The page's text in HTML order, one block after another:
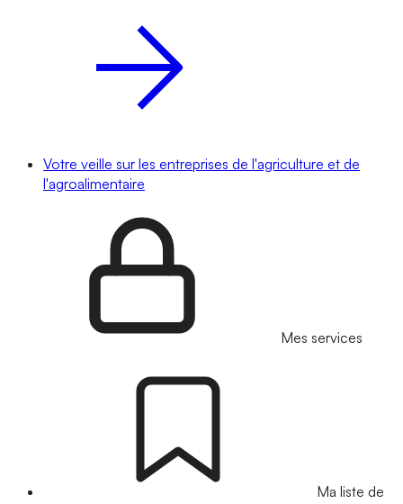
Votre veille sur les entreprises de l'agriculture et de
l'agroalimentaire
Mes services
Ma liste de